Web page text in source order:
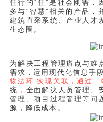
住行的“住”是社会刚需，
多与“智慧”相关的产品，
建筑直采系统
产业人才
生态圈。
为解决工程管理痛点与难
需求，运用现代化信息手段
物法环”实现关联，通过
统 ， 全面解决人员管理、
管理、项目过程管理等问
源，降低成本。